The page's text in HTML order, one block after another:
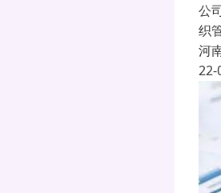
公
织
河
22-